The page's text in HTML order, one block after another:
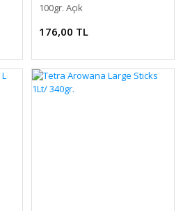
100gr. Açık
176,00 TL